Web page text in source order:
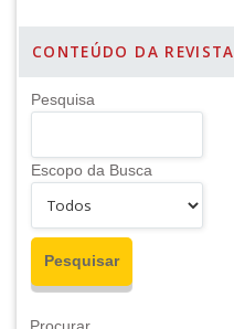
CONTEÚDO DA REVISTA
Pesquisa
Escopo da Busca